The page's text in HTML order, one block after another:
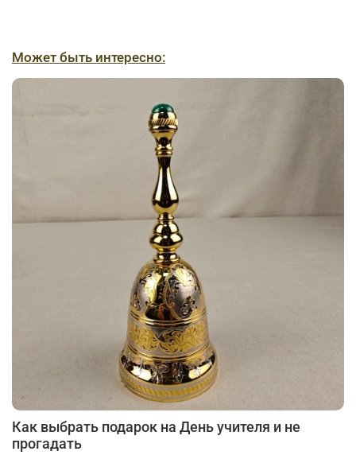
Может быть интересно:
Как выбрать подарок на День учителя и не
прогадать